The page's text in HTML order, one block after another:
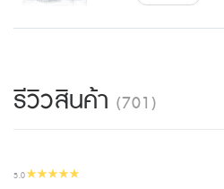
รีวิวสินค้า(701)
5.0